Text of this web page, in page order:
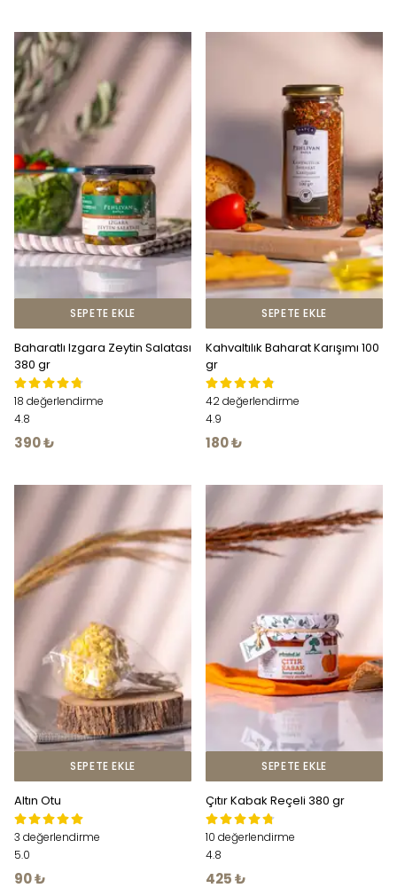
SEPETE EKLE
Baharatlı Izgara Zeytin Salatası
380 gr
18 değerlendirme
4.8
390 ₺
SEPETE EKLE
Kahvaltılık Baharat Karışımı 100
gr
42 değerlendirme
4.9
180 ₺
SEPETE EKLE
Altın Otu
3 değerlendirme
5.0
90 ₺
SEPETE EKLE
Çıtır Kabak Reçeli 380 gr
10 değerlendirme
4.8
425 ₺